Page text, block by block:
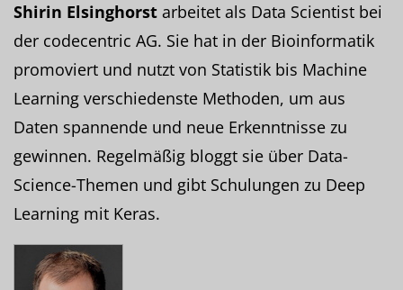
Shirin Elsinghorst arbeitet als Data Scientist bei
der codecentric AG. Sie hat in der Bioinformatik
promoviert und nutzt von Statistik bis Machine
Learning verschiedenste Methoden, um aus
Daten spannende und neue Erkenntnisse zu
gewinnen. Regelmäßig bloggt sie über Data-
Science-Themen und gibt Schulungen zu Deep
Learning mit Keras.